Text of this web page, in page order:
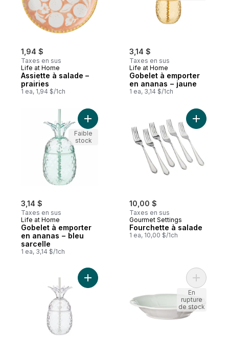
1,94 $
Taxes en sus
Life at Home
Assiette à salade –
prairies
1 ea, 1,94 $/1ch
3,14 $
Taxes en sus
Life at Home
Gobelet à emporter
en ananas − jaune
1 ea, 3,14 $/1ch
3,14 $
Taxes en sus
Life at Home
Gobelet à emporter
en ananas − bleu
sarcelle
1 ea, 3,14 $/1ch
Ajouter Gobelet à emporter en ananas −
Faible
stock
10,00 $
Taxes en sus
Gourmet Settings
Fourchette à salade
1 ea, 10,00 $/1ch
Ajouter
Ajouter Gobelet à emporter en ananas −
Ajouter
En
rupture
de stock